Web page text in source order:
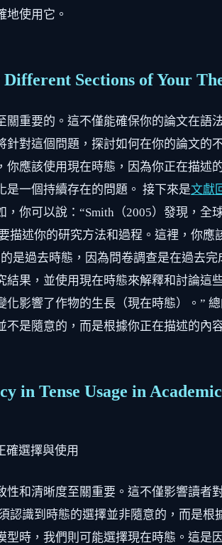
地使用它。
Sections of Your
重要的。這不僅能確保你的論文在
對這個問題，探討如何在你的論文
應該使用現在時態，因為你正在描
一個持續存在的問題。 接下來是文獻
你可以說：“Smith（2005）發現，
描述你的研究方法和過程。這裡，你
是過去時態，因為問卷調查是在過去
果，並使用現在時態來解釋和討論
影響了作物的生長（現在時態）。”
是隨意的，而是根據你正在描述的內
in Tense Usage in
和清晰度至關重要。這不僅影響讀
認識到時態的選擇並非隨意的，而是
時，我們則可能選擇現在時態。這